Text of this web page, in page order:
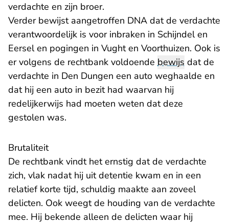
verdachte en zijn broer.
Verder bewijst aangetroffen DNA dat de verdachte
verantwoordelijk is voor inbraken in Schijndel en
Eersel en pogingen in Vught en Voorthuizen. Ook is
er volgens de rechtbank voldoende bewijs dat de
verdachte in Den Dungen een auto weghaalde en
dat hij een auto in bezit had waarvan hij
redelijkerwijs had moeten weten dat deze
gestolen was.
Brutaliteit
De rechtbank vindt het ernstig dat de verdachte
zich, vlak nadat hij uit detentie kwam en in een
relatief korte tijd, schuldig maakte aan zoveel
delicten. Ook weegt de houding van de verdachte
mee. Hij bekende alleen de delicten waar hij